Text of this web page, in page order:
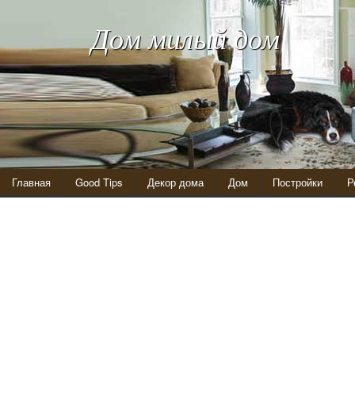
Дом милый дом
Главная Good Tips Декор дома Дом Постройки